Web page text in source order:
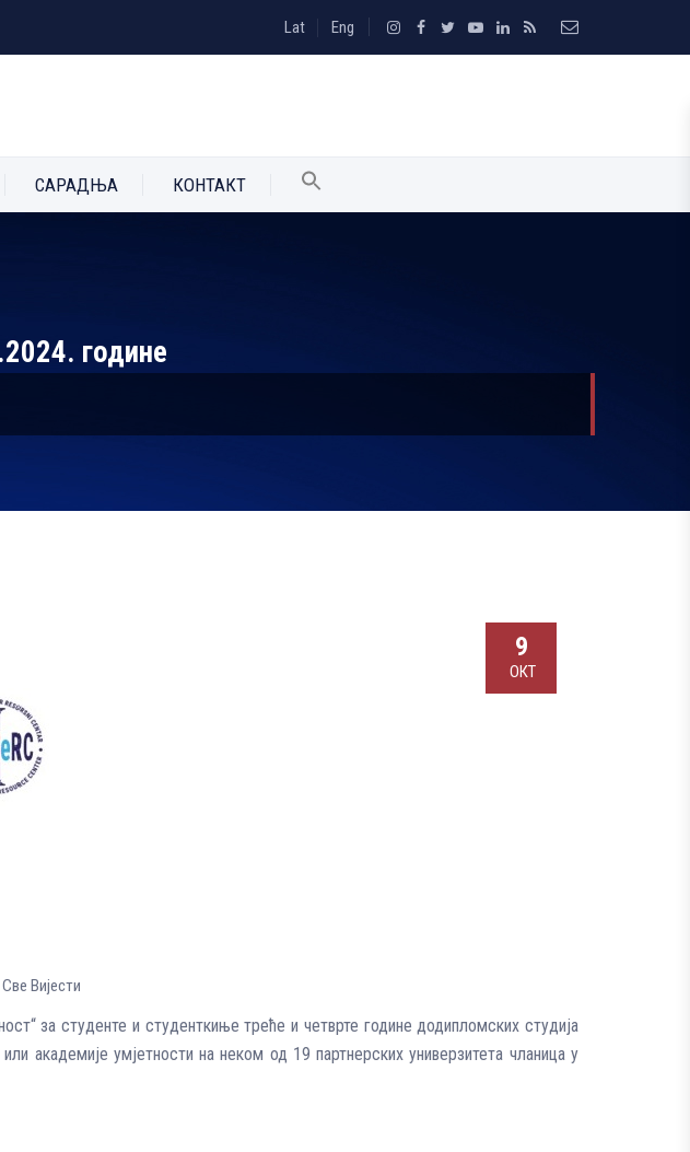
Lat Eng
САРАДЊА КОНТАКТ
године
9
ОКТ
Све Вијести
за студенте и студенткиње треће и четврте године додипломских студија
академије умјетности на неком од 19 партнерских универзитета чланица у